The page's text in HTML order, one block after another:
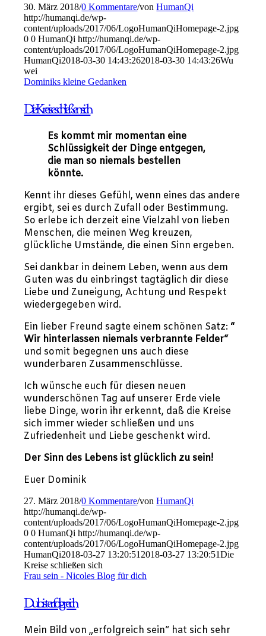
30. März 2018/0 Kommentare/vonHumanQi
http://humanqi.de/wp-
content/uploads/2017/06/LogoHumanQiHomepage-2.jpg
0 0 HumanQi http://humanqi.de/wp-
content/uploads/2017/06/LogoHumanQiHomepage-2.jpg
HumanQi2018-03-30 14:43:262018-03-30 14:43:26Wu
wei
Dominiks kleine Gedanken
Die Kreise schließen sich
Es kommt mir momentan eine
Schlüssigkeit der Dinge entgegen,
die man so niemals bestellen
könnte.
Kennt ihr dieses Gefühl, wenn eines das andere
ergibt, sei es durch Zufall oder Bestimmung.
So erlebe ich derzeit eine Vielzahl von lieben
Menschen, die meinen Weg kreuzen,
glückliche Umstände, die einen Sinn ergeben.
Sei dankbar in deinem Leben, wenn aus dem
Guten was du einbringst tagtäglich dir diese
Liebe und Zuneigung, Achtung und Respekt
wiedergegeben wird.
Ein lieber Freund sagte einem schönen Satz: “
Wir hinterlassen niemals verbrannte Felder“
und somit begegnen uns auch diese
wunderbaren Zusammenschlüsse.
Ich wünsche euch für diesen neuen
wunderschönen Tag auf unserer Erde viele
liebe Dinge, worin ihr erkennt, daß die Kreise
sich immer wieder schließen und uns
Zufriedenheit und Liebe geschenkt wird.
Der Sinn des Lebens ist glücklich zu sein!
Euer Dominik
27. März 2018/0 Kommentare/vonHumanQi
http://humanqi.de/wp-
content/uploads/2017/06/LogoHumanQiHomepage-2.jpg
0 0 HumanQi http://humanqi.de/wp-
content/uploads/2017/06/LogoHumanQiHomepage-2.jpg
HumanQi2018-03-27 13:20:51 2018-03-27 13:20:51Die
Kreise schließen sich
Frau sein - Nicoles Blog für dich
Du bist erfolgreich
Mein Bild von „erfolgreich sein“ hat sich sehr